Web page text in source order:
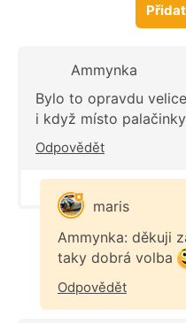
Ammynka
Bylo to opravdu
i když místo
Odpovědět
maris
Ammynka: děkuji
taky dobrá volba
Odpovědět